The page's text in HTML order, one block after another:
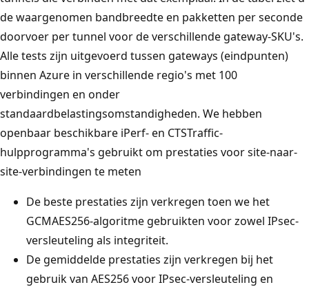
de waargenomen bandbreedte en pakketten per seconde
doorvoer per tunnel voor de verschillende gateway-SKU's.
Alle tests zijn uitgevoerd tussen gateways (eindpunten)
binnen Azure in verschillende regio's met 100
verbindingen en onder
standaardbelastingsomstandigheden. We hebben
openbaar beschikbare iPerf- en CTSTraffic-
hulpprogramma's gebruikt om prestaties voor site-naar-
site-verbindingen te meten
De beste prestaties zijn verkregen toen we het
GCMAES256-algoritme gebruikten voor zowel IPsec-
versleuteling als integriteit.
De gemiddelde prestaties zijn verkregen bij het
gebruik van AES256 voor IPsec-versleuteling en